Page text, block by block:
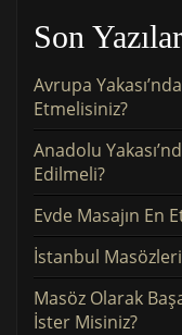
Son Yazılar
Avrupa
Etmelisiniz?
Anadolu
Edilmeli?
Evde Masajın En
İstanbul
Masöz Olarak
İster Misiniz?